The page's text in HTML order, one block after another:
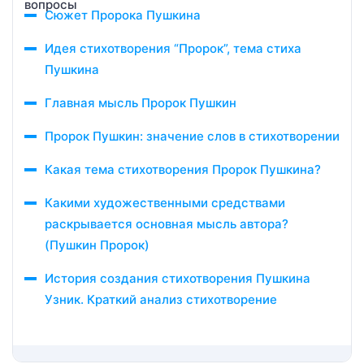
Сюжет Пророка Пушкина
Идея стихотворения “Пророк”, тема стиха
Пушкина
Главная мысль Пророк Пушкин
Пророк Пушкин: значение слов в стихотворении
Какая тема стихотворения Пророк Пушкина?
Какими художественными средствами
раскрывается основная мысль автора?
(Пушкин Пророк)
История создания стихотворения Пушкина
Узник. Краткий анализ стихотворение